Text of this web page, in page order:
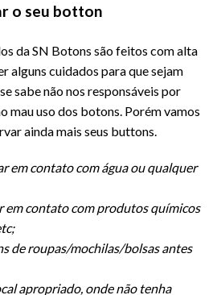
o seu botton
da SN Botons são feitos com alta
alguns cuidados para que sejam
sabe não nos responsáveis por
mau uso dos botons. Porém vamos
ainda mais seus buttons.
em contato com água ou qualquer
em contato com produtos químicos
de roupas/mochilas/bolsas antes
apropriado, onde não tenha